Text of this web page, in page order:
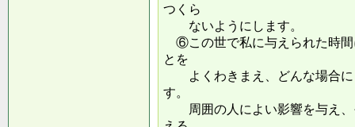
つくら
ないようにします。
⑥この世で私に与えられた時間
とを
よくわきまえ、どんな場合に
す。
周囲の人によい影響を与え、